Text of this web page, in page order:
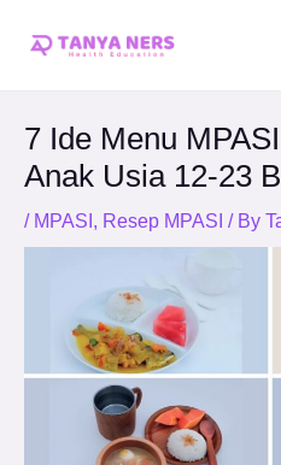
7 Ide Menu
Anak Usia 12-23
/ MPASI , Resep MPASI / By
navigation